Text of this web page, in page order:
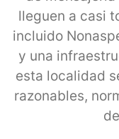
lleguen a casi
incluido
y una
esta localidad
razonables,